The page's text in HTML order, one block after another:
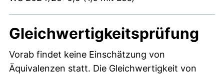
Gleichwertigkeitsprüfung
Vorab findet keine Einschätzung von
Äquivalenzen statt. Die Gleichwertigkeit von